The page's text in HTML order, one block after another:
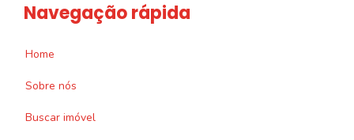
Navegação rápida
Home
Sobre nós
Buscar imóvel